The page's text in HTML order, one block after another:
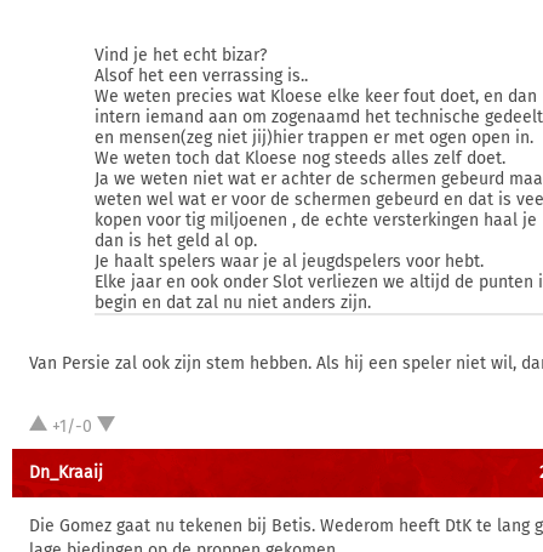
Vind je het echt bizar?
Alsof het een verrassing is..
We weten precies wat Kloese elke keer fout doet, en
intern iemand aan om zogenaamd het technische
en mensen(zeg niet jij)hier trappen er met ogen open in.
We weten toch dat Kloese nog steeds alles zelf doet.
Ja we weten niet wat er achter de schermen gebeurd
weten wel wat er voor de schermen gebeurd en dat is
kopen voor tig miljoenen , de echte versterkingen haal
dan is het geld al op.
Je haalt spelers waar je al jeugdspelers voor hebt.
Elke jaar en ook onder Slot verliezen we altijd de punten
begin en dat zal nu niet anders zijn.
Van Persie zal ook zijn stem hebben. Als hij een speler niet wil,
+1/-0
Dn_Kraaij
Die Gomez gaat nu tekenen bij Betis. Wederom heeft DtK te lang